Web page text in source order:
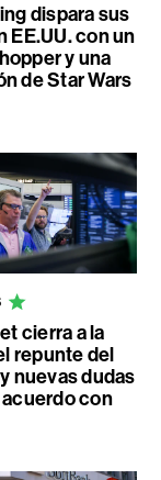
dispara sus
EE.UU. con un
y una
de Star Wars
cierra a la
repunte del
nuevas dudas
con